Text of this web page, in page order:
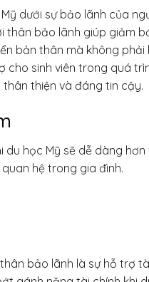
dưới sự bảo lãnh của
thân bảo lãnh giúp giảm
bản thân mà không
sinh viên trong quá
thiện và đáng tin cậy.
du học Mỹ sẽ dễ dàng
hệ trong gia đình.
bảo lãnh là sự hỗ trợ